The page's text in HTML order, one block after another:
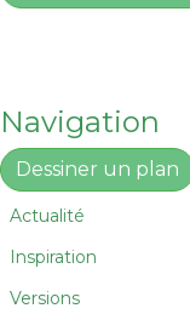
Navigation
Dessiner un plan
Actualité
Inspiration
Versions